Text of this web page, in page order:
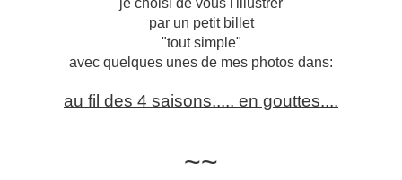
je choisi de vous l'illustrer
par un petit billet
"tout simple"
avec quelques unes de mes photos dans:
au fil des 4 saisons..... en gouttes....
~~